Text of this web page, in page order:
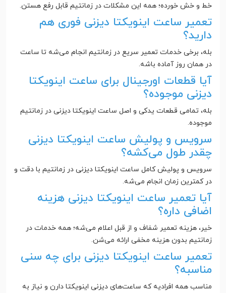
خط و خش خورده؛ همه این مشکلات در زمانتیم قابل رفع هستن.
تعمیر ساعت اینویکتا دیزنی فوری هم
دارید؟
بله، برخی خدمات تعمیر سریع در زمانتیم انجام می‌شه تا ساعت
در همان روز آماده باشه.
آیا قطعات اورجینال برای ساعت اینویکتا
دیزنی موجوده؟
بله، تمامی قطعات یدکی و اصل ساعت اینویکتا دیزنی در زمانتیم
موجوده.
سرویس و پولیش ساعت اینویکتا دیزنی
چقدر طول می‌کشه؟
سرویس و پولیش کامل ساعت اینویکتا دیزنی در زمانتیم با دقت و
در کمترین زمان انجام می‌شه.
آیا تعمیر ساعت اینویکتا دیزنی هزینه
اضافی داره؟
خیر، هزینه تعمیر شفاف و از قبل اعلام می‌شه؛ همه خدمات در
زمانتیم بدون هزینه مخفی ارائه می‌شن.
تعمیر ساعت اینویکتا دیزنی برای چه سنی
مناسبه؟
مناسب همه افرادیه که ساعت‌های دیزنی اینویکتا دارن و نیاز به